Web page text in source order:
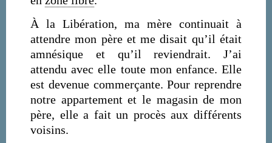
À la Libération, ma mère continuait à
attendre mon père et me disait qu’il était
amnésique et qu’il reviendrait. J’ai
attendu avec elle toute mon enfance. Elle
est devenue commerçante. Pour reprendre
notre appartement et le magasin de mon
père, elle a fait un procès aux différents
voisins.